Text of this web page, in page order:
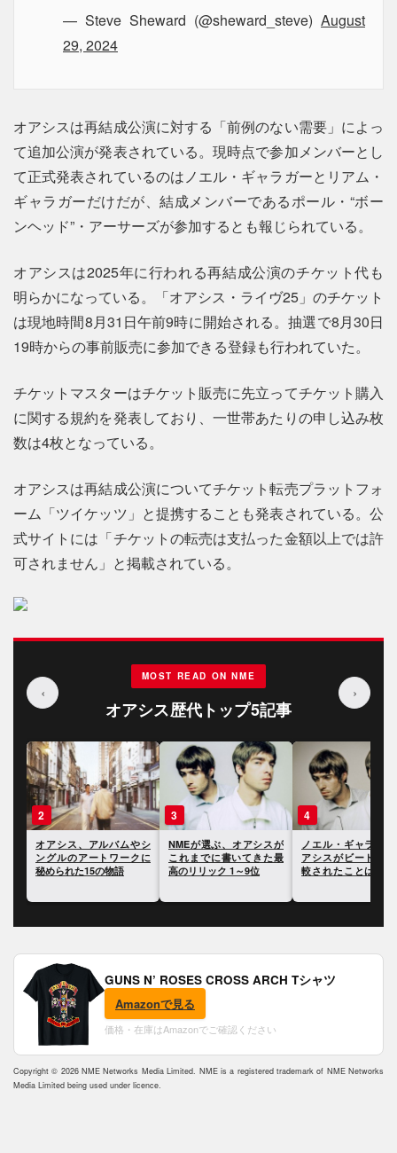
— Steve Sheward (@sheward_steve) August
29, 2024
オアシスは再結成公演に対する「前例のない需要」によっ
て追加公演が発表されている。現時点で参加メンバーとし
て正式発表されているのはノエル・ギャラガーとリアム・
ギャラガーだけだが、結成メンバーであるポール・“ボー
ンヘッド”・アーサーズが参加するとも報じられている。
オアシスは2025年に行われる再結成公演のチケット代も
明らかになっている。「オアシス・ライヴ25」のチケット
は現地時間8月31日午前9時に開始される。抽選で8月30日
19時からの事前販売に参加できる登録も行われていた。
チケットマスターはチケット販売に先立ってチケット購入
に関する規約を発表しており、一世帯あたりの申し込み枚
数は4枚となっている。
オアシスは再結成公演についてチケット転売プラットフォ
ーム「ツイケッツ」と提携することも発表されている。公
式サイトには「チケットの転売は支払った金額以上では許
可されません」と掲載されている。
‹
MOST READ ON NME
オアシス歴代トップ5記事
›
3
NMEが選ぶ、オアシスが
これまでに書いてきた最
高のリリック 1～9位
4
ノエル・ギャラガー、オ
アシスがビートルズと比
較されたことは「きまり
5
ポール・マッカー
ー、オアシスのキ
における最大の過
GUNS N’ ROSES CROSS ARCH Tシャツ
Amazonで見る
価格・在庫はAmazonでご確認ください
Copyright © 2026 NME Networks Media Limited. NME is a registered trademark of NME Networks
Media Limited being used under licence.